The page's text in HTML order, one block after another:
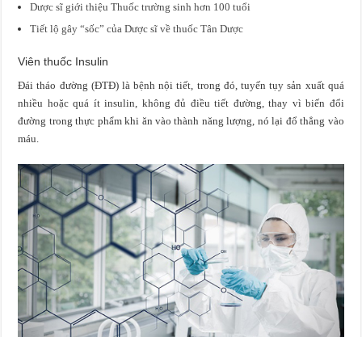
Dược sĩ giới thiệu Thuốc trường sinh hơn 100 tuổi
Tiết lộ gây “sốc” của Dược sĩ về thuốc Tân Dược
Viên thuốc Insulin
Đái tháo đường (ĐTĐ) là bệnh nội tiết, trong đó, tuyến tụy sản xuất quá
nhiều hoặc quá ít insulin, không đủ điều tiết đường, thay vì biến đổi
đường trong thực phẩm khi ăn vào thành năng lượng, nó lại đổ thẳng vào
máu.